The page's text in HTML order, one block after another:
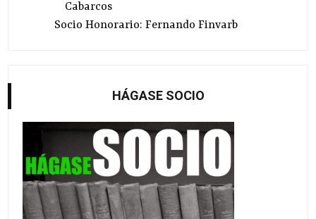
Cabarcos
Socio Honorario: Fernando Finvarb
HÁGASE SOCIO